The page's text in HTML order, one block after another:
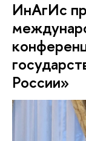
ИнАгИс
России»